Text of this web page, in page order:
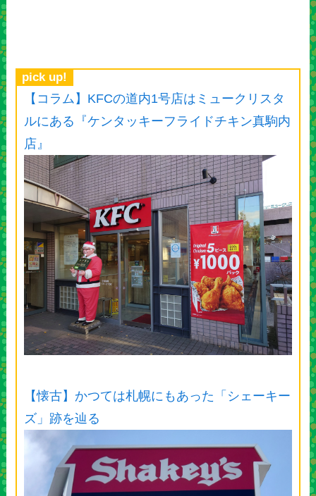
pick up!
【コラム】KFCの道内1号店はミュークリスタ
ルにある『ケンタッキーフライドチキン真駒内
店』
【懐古】かつては札幌にもあった「シェーキー
ズ」跡を辿る